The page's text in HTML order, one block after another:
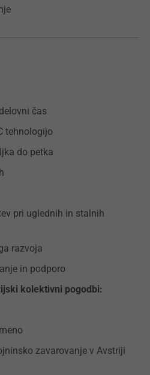
čas
tehnologijo
do petka
pri uglednih in stalnih
razvoja
in podporo
kolektivni pogodbi:
zavarovanje v Avstriji